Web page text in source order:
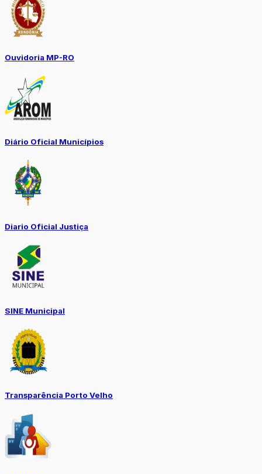
Ouvidoria MP-RO
Diário Oficial Municípios
Diario Oficial Justiça
SINE Municipal
Transparência Porto Velho